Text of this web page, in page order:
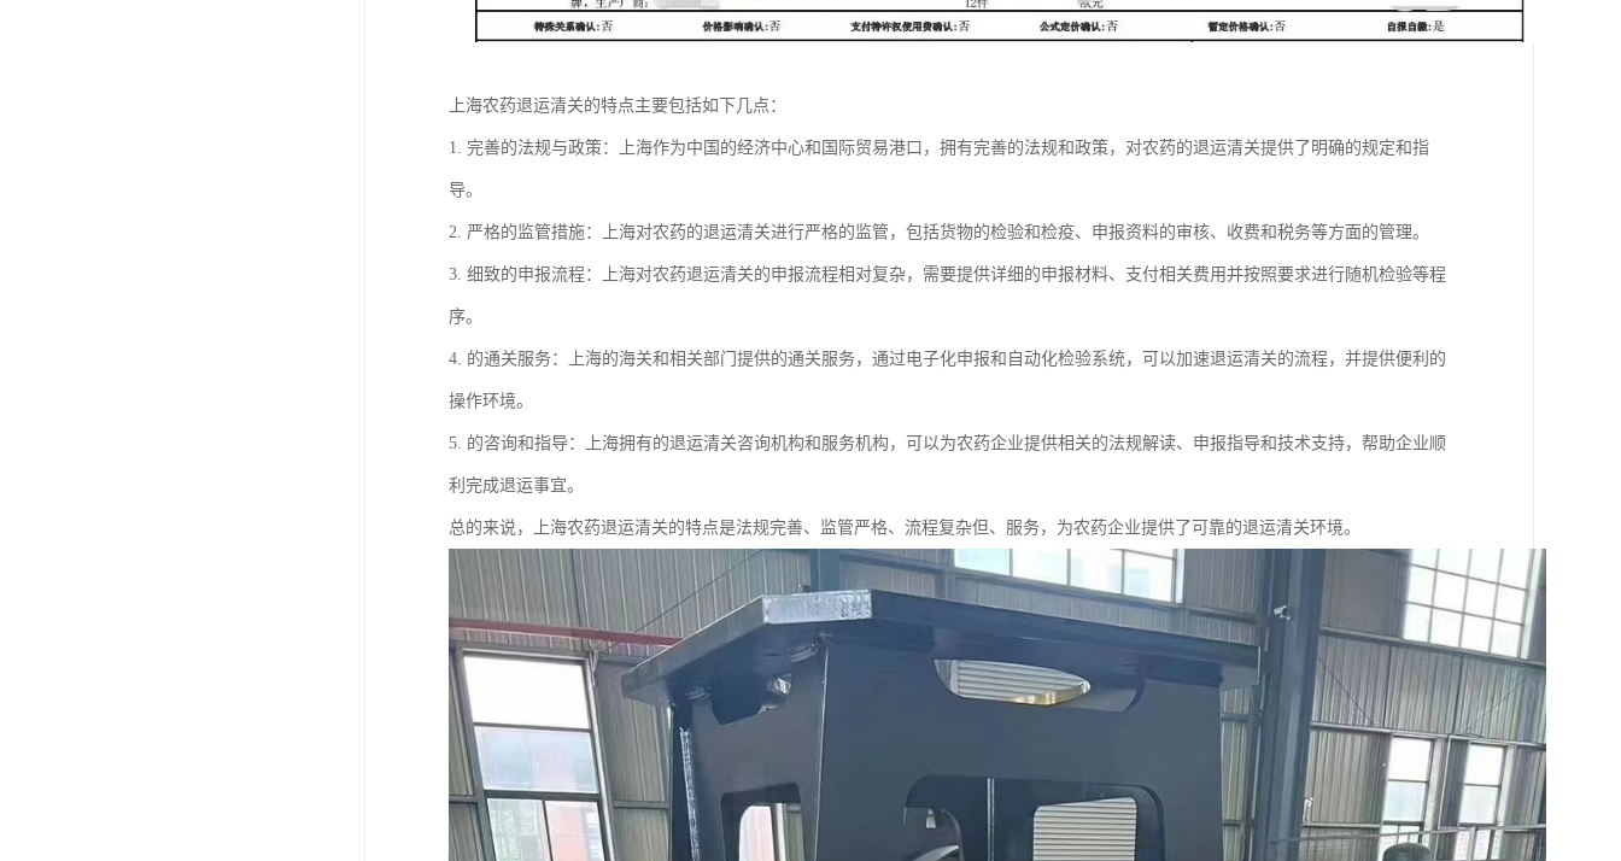
上海农药退运清关的特点主要包括如下几点：
1. 完善的法规与政策：上海作为中国的经济中心和国际贸易港口，拥有完善的法规和政策，对农药的退运清关提供了明确的规定和指
导。
2. 严格的监管措施：上海对农药的退运清关进行严格的监管，包括货物的检验和检疫、申报资料的审核、收费和税务等方面的管理。
3. 细致的申报流程：上海对农药退运清关的申报流程相对复杂，需要提供详细的申报材料、支付相关费用并按照要求进行随机检验等程
序。
4. 的通关服务：上海的海关和相关部门提供的通关服务，通过电子化申报和自动化检验系统，可以加速退运清关的流程，并提供便利的
操作环境。
5. 的咨询和指导：上海拥有的退运清关咨询机构和服务机构，可以为农药企业提供相关的法规解读、申报指导和技术支持，帮助企业顺
利完成退运事宜。
总的来说，上海农药退运清关的特点是法规完善、监管严格、流程复杂但、服务，为农药企业提供了可靠的退运清关环境。